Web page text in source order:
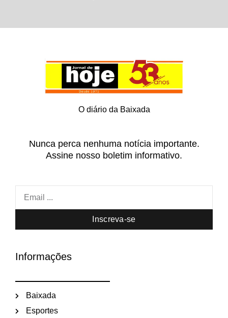
O diário da Baixada
Nunca perca nenhuma notícia importante.
Assine nosso boletim informativo.
Inscreva-se
Informações
Baixada
Esportes